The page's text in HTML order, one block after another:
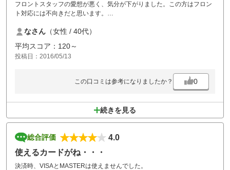
フロントスタッフの愛想が悪く、気分が下がりました。この方はフロン
ト対応には不向きだと思います。
芝は良く整備されています。
料理のメニューは少ないですが、ドリンクバー有り、スタミナ丼がオス
スメです。
なさん （女性 / 40代）
平均スコア：120～
投稿日：2016/05/13
この口コミは参考になりましたか？ 0
続きを見る
総合評価
4.0
使えるカードがね・・・
決済時、VISAとMASTERは使えませんでした。